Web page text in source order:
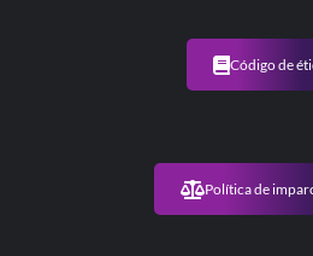
Código de
Política de